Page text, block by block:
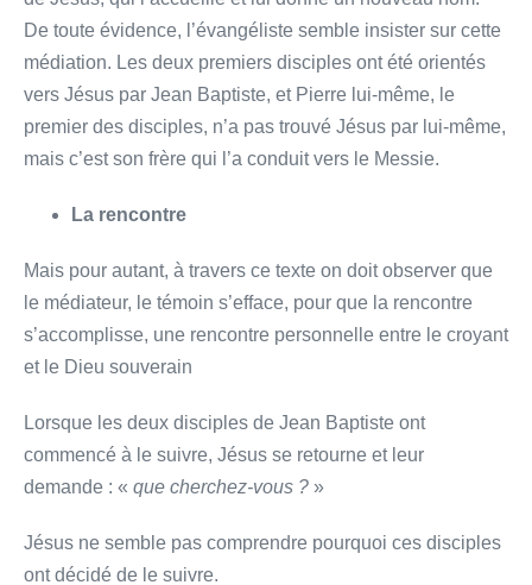
De toute évidence, l’évangéliste semble insister sur cette
médiation. Les deux premiers disciples ont été orientés
vers Jésus par Jean Baptiste, et Pierre lui-même, le
premier des disciples, n’a pas trouvé Jésus par lui-même,
mais c’est son frère qui l’a conduit vers le Messie.
La rencontre
Mais pour autant, à travers ce texte on doit observer que
le médiateur, le témoin s’efface, pour que la rencontre
s’accomplisse, une rencontre personnelle entre le croyant
et le Dieu souverain
Lorsque les deux disciples de Jean Baptiste ont
commencé à le suivre, Jésus se retourne et leur
demande : « que cherchez-vous ? »
Jésus ne semble pas comprendre pourquoi ces disciples
ont décidé de le suivre.